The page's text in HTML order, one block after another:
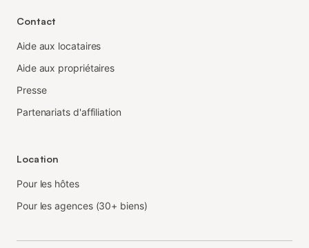
Contact
Aide aux locataires
Aide aux propriétaires
Presse
Partenariats d'affiliation
Location
Pour les hôtes
Pour les agences (30+ biens)